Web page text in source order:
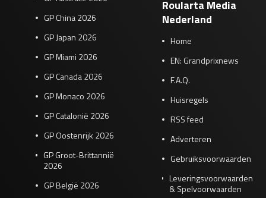
GP China 2026
GP Japan 2026
GP Miami 2026
GP Canada 2026
GP Monaco 2026
GP Catalonië 2026
GP Oostenrijk 2026
GP Groot-Brittannië
2026
GP België 2026
Roularta Media
Nederland
Home
EN: Grandprixnews
F.A.Q.
Huisregels
RSS feed
Adverteren
Gebruiksvoorwaarden
Leveringsvoorwaarden
& Spelvoorwaarden